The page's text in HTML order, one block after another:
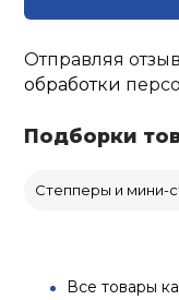
Отправляя
обработки
Подборки
Степперы и мини-
Все товары